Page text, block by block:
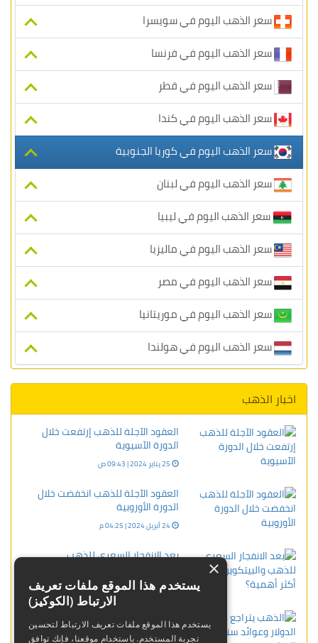
سعر الذهب اليوم في سويسرا
سعر الذهب اليوم في فرنسا
سعر الذهب اليوم في قطر
سعر الذهب اليوم في كندا
سعر الذهب اليوم في كوريا الجنوبية
سعر الذهب اليوم في لبنان
سعر الذهب اليوم في ليبيا
سعر الذهب اليوم في ماليزيا
سعر الذهب اليوم في مصر
سعر الذهب اليوم في موريتانيا
سعر الذهب اليوم في هولندا
اخبار الذهب
العقود الآجلة للذهب إرتفعت خلال
الدورة الآسيوية
العقود الآجلة للذهب انخفضت خلال
الدورة الأوروبية
بعد الانفجار السعري للذهب
05 ديسمبر 2023 | 09:55 م
الذهب يتراجع مع ارتفاع الدولار وعوائد
سندات الخزانة
×
يستخدم هذا الموقع ملفات تعريف
الارتباط (الكوكيز)
يستخدم هذا الموقع ملفات تعريف الارتباط لتحسين
تجربة المستخدم. باستخدام موقعنا، فإنك توافق